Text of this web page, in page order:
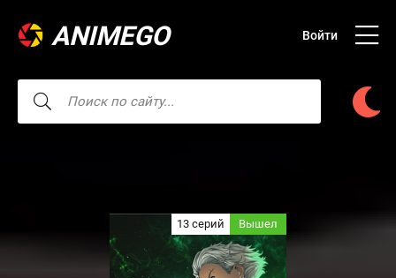
ANIMEGO Войти
13 серий Вышел